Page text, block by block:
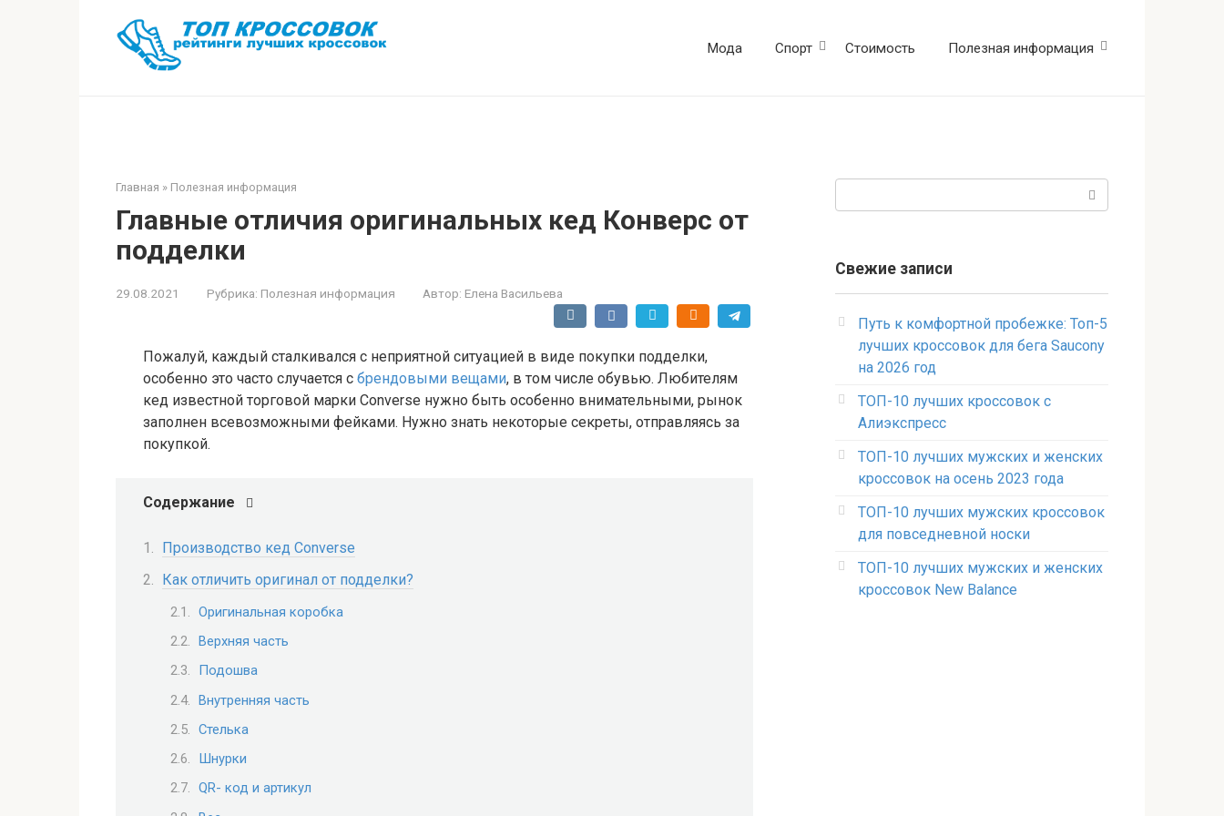
Мода Спорт Стоимость Полезная информация
Главная » Полезная информация
Главные отличия оригинальных кед Конверс от
подделки
29.08.2021 Рубрика: Полезная информация Автор: Елена Васильева
Пожалуй, каждый сталкивался с неприятной ситуацией в виде покупки подделки,
особенно это часто случается с брендовыми вещами, в том числе обувью. Любителям
кед известной торговой марки Converse нужно быть особенно внимательными, рынок
заполнен всевозможными фейками. Нужно знать некоторые секреты, отправляясь за
покупкой.
Содержание
Производство кед Converse
Как отличить оригинал от подделки?
Оригинальная коробка
Верхняя часть
Подошва
Внутренняя часть
Стелька
Шнурки
QR- код и артикул
Свежие записи
Путь к комфортной пробежке: Топ-5
лучших кроссовок для бега Saucony
на 2026 год
ТОП-10 лучших кроссовок с
Алиэкспресс
ТОП-10 лучших мужских и женских
кроссовок на осень 2023 года
ТОП-10 лучших мужских кроссовок
для повседневной носки
ТОП-10 лучших мужских и женских
кроссовок New Balance